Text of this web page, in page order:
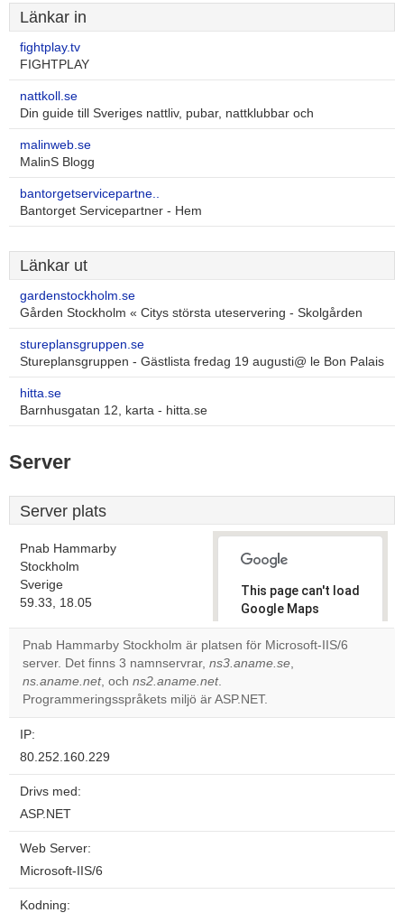
Länkar in
fightplay.tv
FIGHTPLAY
nattkoll.se
Din guide till Sveriges nattliv, pubar, nattklubbar och
malinweb.se
MalinS Blogg
bantorgetservicepartne..
Bantorget Servicepartner - Hem
Länkar ut
gardenstockholm.se
Gården Stockholm « Citys största uteservering - Skolgården
stureplansgruppen.se
Stureplansgruppen - Gästlista fredag 19 augusti@ le Bon Palais
hitta.se
Barnhusgatan 12, karta - hitta.se
Server
Server plats
Pnab Hammarby
Stockholm
Sverige
59.33, 18.05
This page can't load
Google Maps
correctly.
Do you
website?
Pnab Hammarby Stockholm är platsen för Microsoft-IIS/6
server. Det finns 3 namnservrar, ns3.aname.se,
ns.aname.net, och ns2.aname.net.
Programmeringsspråkets miljö är ASP.NET.
IP:
80.252.160.229
Drivs med:
ASP.NET
Web Server:
Microsoft-IIS/6
Kodning: